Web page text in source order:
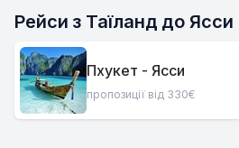
Рейси з Таїланд до Ясси
Пхукет - Ясси
пропозиції від 330€